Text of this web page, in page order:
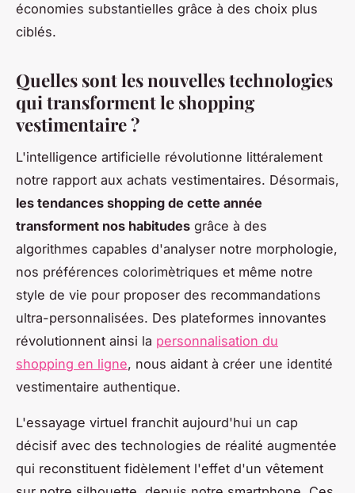
économies substantielles grâce à des choix plus
ciblés.
Quelles sont les nouvelles technologies
qui transforment le shopping
vestimentaire ?
L'intelligence artificielle révolutionne littéralement
notre rapport aux achats vestimentaires. Désormais,
les tendances shopping de cette année
transforment nos habitudes grâce à des
algorithmes capables d'analyser notre morphologie,
nos préférences colorimètriques et même notre
style de vie pour proposer des recommandations
ultra-personnalisées. Des plateformes innovantes
révolutionnent ainsi la personnalisation du
shopping en ligne, nous aidant à créer une identité
vestimentaire authentique.
L'essayage virtuel franchit aujourd'hui un cap
décisif avec des technologies de réalité augmentée
qui reconstituent fidèlement l'effet d'un vêtement